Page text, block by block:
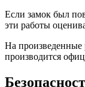
Если замок был
эти работы
На произведенные
производится